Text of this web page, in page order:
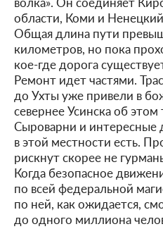
области, Коми и
Общая длина пути
километров, но пока
кое-где дорога
Ремонт идет частями.
до Ухты уже привели в
севернее Усинска об
Сыроварни и интересные
в этой местности есть.
рискнут скорее не
Когда безопасное
по всей федеральной
по ней, как ожидается,
до одного миллиона